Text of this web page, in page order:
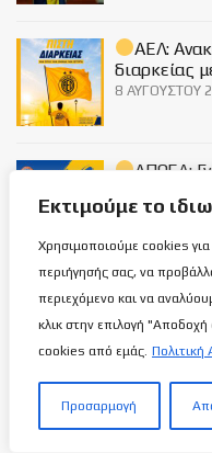
Εκτιμούμε το
Χρησιμοποιούμε cookies
περιήγησής σας, να
περιεχόμενο και να
κλικ στην επιλογή
cookies από εμάς.
Προσαρμογή
ΑΕΛ:
διαρκείας
8 ΑΥΓΟΎΣΤΟΥ
ΑΠΟΕΛ:
8 ΑΥΓΟΎΣΤΟΥ
Social